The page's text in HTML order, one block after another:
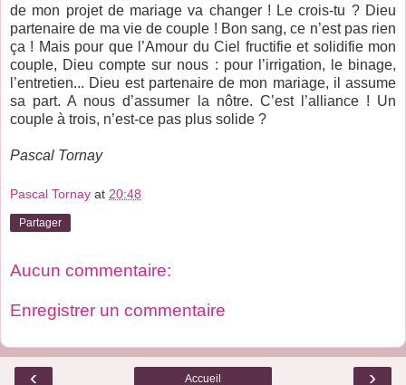
de mon projet de mariage va changer ! Le crois-tu ? Dieu
partenaire de ma vie de couple ! Bon sang, ce n’est pas rien
ça ! Mais pour que l’Amour du Ciel fructifie et solidifie mon
couple, Dieu compte sur nous : pour l’irrigation, le binage,
l’entretien... Dieu est partenaire de mon mariage, il assume
sa part. A nous d’assumer la nôtre. C’est l’alliance ! Un
couple à trois, n’est-ce pas plus solide ?
Pascal Tornay
Pascal Tornay at 20:48
Partager
Aucun commentaire:
Enregistrer un commentaire
‹ ›
Accueil